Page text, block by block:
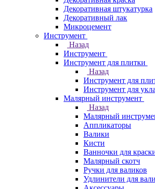
Декоративная штукатурка
Декоративный лак
Микроцемент
Инструмент
Назад
Инструмент
Инструмент для плитки
Назад
Инструмент для
Инструмент для
Малярный инструмент
Назад
Малярный
Аппликаторы
Валики
Кисти
Ванночки для
Малярный скотч
Ручки для валиков
Удлинители для